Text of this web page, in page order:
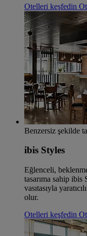
Otelleri keşfedin
Benzersiz şekilde
ibis Styles
Eğlenceli,
tasarıma sahip ibis
vasıtasıyla
olur.
Otelleri keşfedin